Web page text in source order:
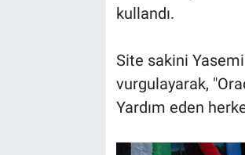
kullandı.
Site sakini
vurgulayarak,
Yardım eden